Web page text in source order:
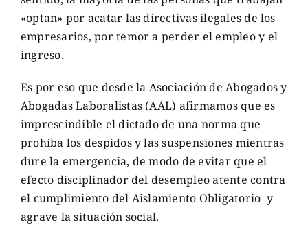
«optan» por acatar las directivas ilegales de los
empresarios, por temor a perder el empleo y el
ingreso.
Es por eso que desde la Asociación de Abogados y
Abogadas Laboralistas (AAL) afirmamos que es
imprescindible el dictado de una norma que
prohíba los despidos y las suspensiones mientras
dure la emergencia, de modo de evitar que el
efecto disciplinador del desempleo atente contra
el cumplimiento del Aislamiento Obligatorio y
agrave la situación social.